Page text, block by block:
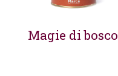
Magie di bosco